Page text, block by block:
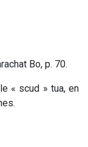
Bo, p. 70.
« scud » tua, en